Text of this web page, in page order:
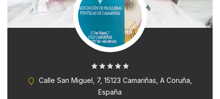
0
Calle San Miguel, 7, 15123 Camariñas, A Coruña,
España